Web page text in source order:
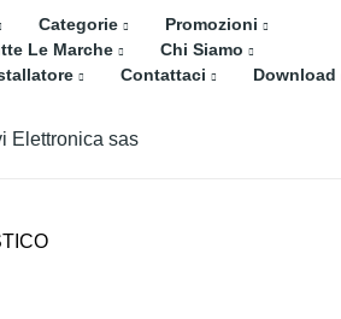
Categorie
Promozioni
Le Marche
Chi Siamo
Contattaci Download